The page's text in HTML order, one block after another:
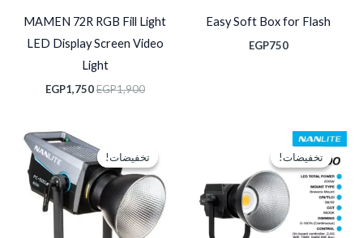
Easy Soft Box for Flash
EGP750
MAMEN 72R RGB Fill Light
LED Display Screen Video
Light
EGP1,900
EGP1,750
تخفيضات!
تخفيضات!
EGP22,000.
EGP16,000.
تخفيضات!
تخفيضات!
السعر
الأصلي
هو:
EGP29,500.
السعر
الحالي
هو: